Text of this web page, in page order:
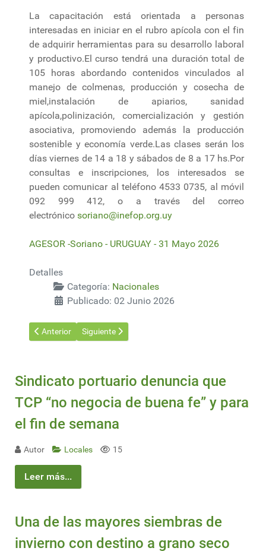
La capacitación está orientada a personas
interesadas en iniciar en el rubro apícola con el fin
de adquirir herramientas para su desarrollo laboral
y productivo.El curso tendrá una duración total de
105 horas abordando contenidos vinculados al
manejo de colmenas, producción y cosecha de
miel,instalación de apiarios, sanidad
apícola,polinización, comercialización y gestión
asociativa, promoviendo además la producción
sostenible y economía verde.Las clases serán los
días viernes de 14 a 18 y sábados de 8 a 17 hs.Por
consultas e inscripciones, los interesados se
pueden comunicar al teléfono 4533 0735, al móvil
092 999 412, o a través del correo
electrónico soriano@inefop.org.uy
AGESOR -Soriano - URUGUAY - 31 Mayo 2026
Detalles
Categoría: Nacionales
Publicado: 02 Junio 2026
Artículo anterior: Del estadio de Danubio a la Palma de Juana
Anterior Artículo siguiente: Municipio de Cardona realizó
Siguiente
Sindicato portuario denuncia que
TCP “no negocia de buena fe” y para
el fin de semana
Autor Locales 15
Leer más...
Una de las mayores siembras de
invierno con destino a grano seco